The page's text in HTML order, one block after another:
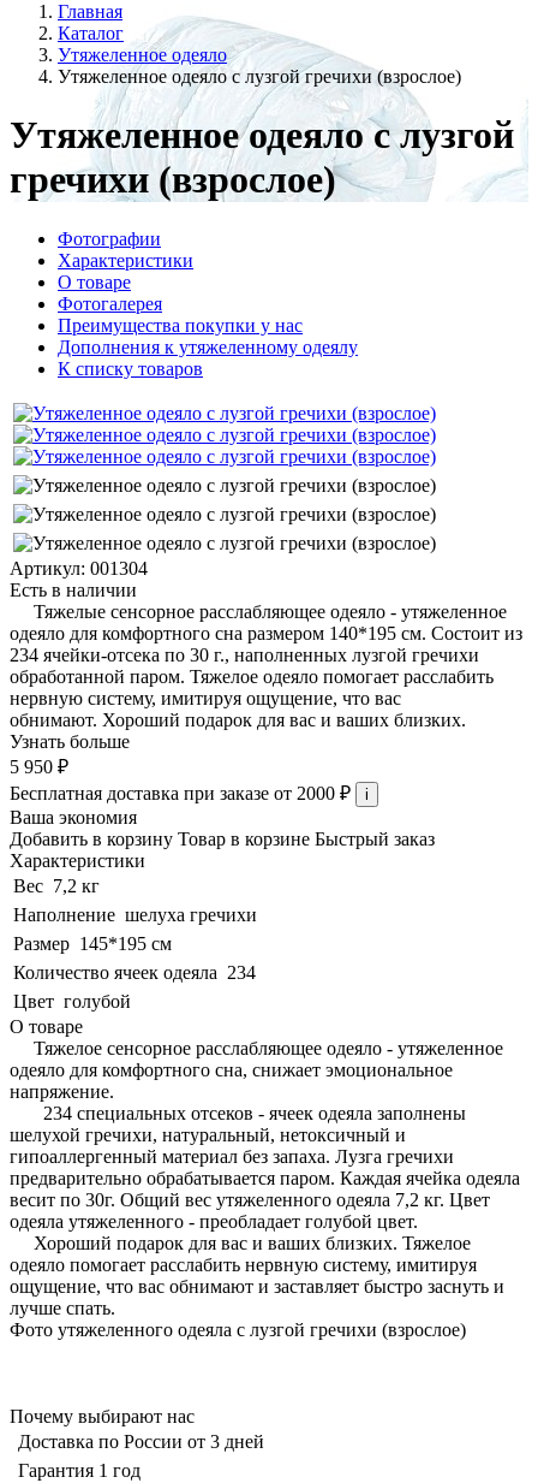
Главная
Каталог
Утяжеленное одеяло
Утяжеленное одеяло с лузгой гречихи (взрослое)
Утяжеленное одеяло с лузгой
гречихи (взрослое)
Фотографии
Характеристики
О товаре
Фотогалерея
Преимущества покупки у нас
Дополнения к утяжеленному одеялу
К списку товаров
Артикул: 001304
Есть в наличии
Тяжелые сенсорное расслабляющее одеяло - утяжеленное
одеяло для комфортного сна размером 140*195 см. Состоит из
234 ячейки-отсека по 30 г., наполненных лузгой гречихи
обработанной паром. Тяжелое одеяло помогает расслабить
нервную систему, имитируя ощущение, что вас
обнимают. Хороший подарок для вас и ваших близких.
Узнать больше
5 950 ₽
Бесплатная доставка при заказе от 2000 ₽
i
Ваша экономия
Добавить в корзину Товар в корзине Быстрый заказ
Характеристики
Вес 7,2 кг
Наполнение шелуха гречихи
Размер 145*195 см
Количество ячеек одеяла 234
Цвет голубой
О товаре
Тяжелое сенсорное расслабляющее одеяло - утяжеленное
одеяло для комфортного сна, снижает эмоциональное
напряжение.
234 специальных отсеков - ячеек одеяла заполнены
шелухой гречихи, натуральный, нетоксичный и
гипоаллергенный материал без запаха. Лузга гречихи
предварительно обрабатывается паром. Каждая ячейка одеяла
весит по 30г. Общий вес утяжеленного одеяла 7,2 кг. Цвет
одеяла утяжеленного - преобладает голубой цвет.
Хороший подарок для вас и ваших близких. Тяжелое
одеяло помогает расслабить нервную систему, имитируя
ощущение, что вас обнимают и заставляет быстро заснуть и
лучше спать.
Фото утяжеленного одеяла с лузгой гречихи (взрослое)
Почему выбирают нас
Доставка по России от 3 дней
Гарантия 1 год